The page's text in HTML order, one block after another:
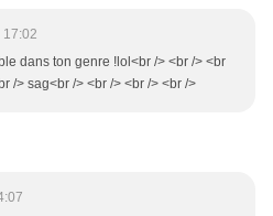
17:02
dans ton genre !lol<br /> <br /> <br
/> sag<br /> <br /> <br /> <br />